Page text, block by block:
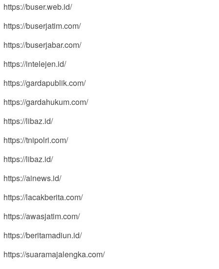
https://buser.web.id/
https://buserjatim.com/
https://buserjabar.com/
https://intelejen.id/
https://gardapublik.com/
https://gardahukum.com/
https://libaz.id/
https://tnipolri.com/
https://libaz.id/
https://ainews.id/
https://lacakberita.com/
https://awasjatim.com/
https://beritamadiun.id/
https://suaramajalengka.com/